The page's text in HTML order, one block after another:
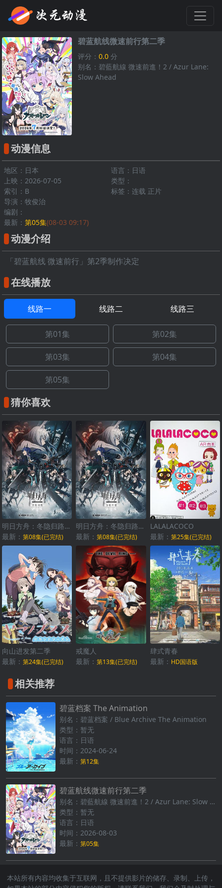
碧蓝航线微速前行第二季
评分：0.0 分
别名：碧藍航線 微速前進！2 / Azur Lane:
Slow Ahead
动漫信息
地区：日本
语言：日语
上映：2026-07-05
类型：
索引：B
标签：连载 正片
导演：牧俊治
编剧：
最新： 第05集(08-03 09:17)
动漫介绍
「碧蓝航线 微速前行」第2季制作决定
在线播放
线路一 线路二 线路三
第01集 第02集
第03集 第04集
第05集
猜你喜欢
明日方舟：冬隐归路国语
最新： 第08集(已完结)
明日方舟：冬隐归路日语
最新：第08集(已完结)
LALALACOCO
最新： 第25集(已完结)
向山进发第二季
最新： 第24集(已完结)
戒魔人
最新：第13集(已完结)
肆式青春
最新： HD国语版
相关推荐
碧蓝档案 The Animation
别名：碧蓝档案 / Blue Archive The Animation
类型：暂无
语言：日语
时间：2024-06-24
最新： 第12集
碧蓝航线微速前行第二季
别名：碧藍航線 微速前進！2 / Azur Lane: Slow Ahead
类型：暂无
语言：日语
时间：2026-08-03
最新： 第05集
本站所有内容均收集于互联网，且不提供影片的储存、录制、上传，